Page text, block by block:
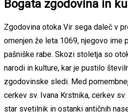
Bogata zgodovina in
Zgodovina otoka Vir sega daleč v
omenjen že leta 1069, njegovo ime
pašniške rabe. Skozi stoletja so
narodi in kulture, kar je pustilo
zgodovinske sledi. Med
cerkev sv. Ivana Krstnika, cerkev
star svetilnik in ostanki antičnih